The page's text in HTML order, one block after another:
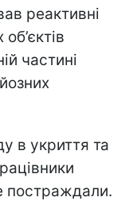
реактивні
частині
в укриття та
постраждали.